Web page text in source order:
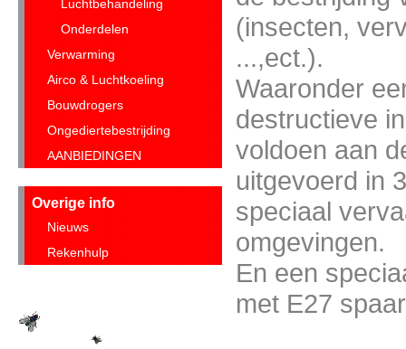
Luchtbehandeling
Onderdelen
Verwarming
Airco & Luchtkoeling
Bouwdrogers
Ongediertebestrijding
AANBIEDINGEN
Overige info
Nieuws
Rekenhulp
(insecten,
...,ect.).
Waaronder
destructieve
voldoen aan
uitgevoerd in
speciaal
omgevingen.
En een
met E27